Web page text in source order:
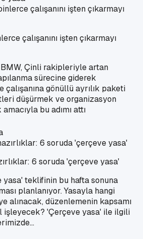
çalışanını işten çıkarmayı
Çinli rakipleriyle artan
sürecine giderek
gönüllü ayrılık paketi
düşürmek ve organizasyon
bu adımı attı
6 soruda 'çerçeve yasa'
teklifinin bu hafta sonuna
planlanıyor. Yasayla hangi
alınacak, düzenlemenin kapsamı
işleyecek? 'Çerçeve yasa' ile ilgili